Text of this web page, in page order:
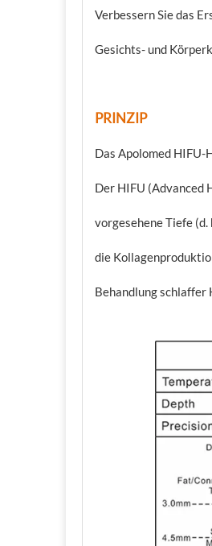
Verbessern Sie das
Gesichts- und
PRINZIP
Das Apolomed HIFU-
Der HIFU (Advanced
vorgesehene Tiefe
die
Behandlung schlaffer